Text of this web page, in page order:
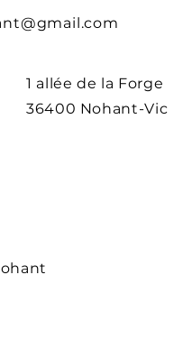
1 allée de la Forge
36400 Nohant-Vic